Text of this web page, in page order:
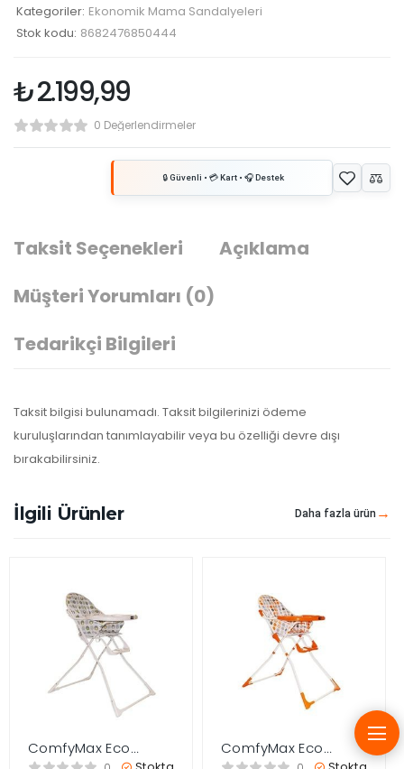
Kategoriler: Ekonomik Mama Sandalyeleri
Stok kodu: 8682476850444
₺2.199,99
0 Değerlendirmeler
Taksit Seçenekleri
Açıklama
Müşteri Yorumları (0)
Tedarikçi Bilgileri
Taksit bilgisi bulunamadı. Taksit bilgilerinizi ödeme
kuruluşlarından tanımlayabilir veya bu özelliği devre dışı
bırakabilirsiniz.
İlgili Ürünler Daha fazla ürün
ComfyMax Eco
Mama Sandalyesi –
ComfyMax Eco
Mama Sandalyesi –